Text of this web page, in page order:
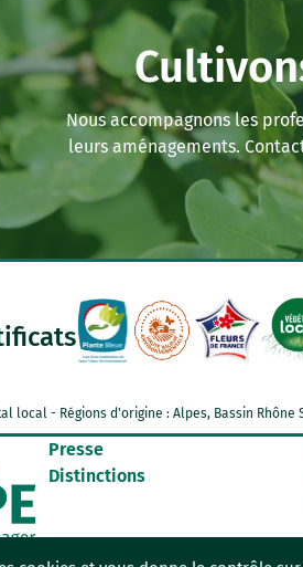
Nous accompagnons les
leurs aménagements.
local - Régions d'origine : Alpes, Bassin
Presse
Distinctions